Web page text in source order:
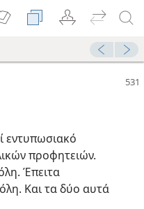
Ιεχωβά
εντυπωσιακό
προφητειών.
Έπειτα
Και τα δύο αυτά